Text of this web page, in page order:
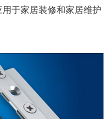
于家居装修和家居维护